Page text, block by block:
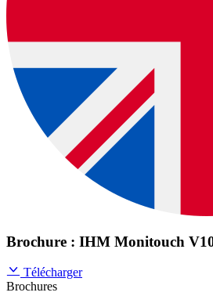
Brochure : IHM Monitouch
Télécharger
Brochures